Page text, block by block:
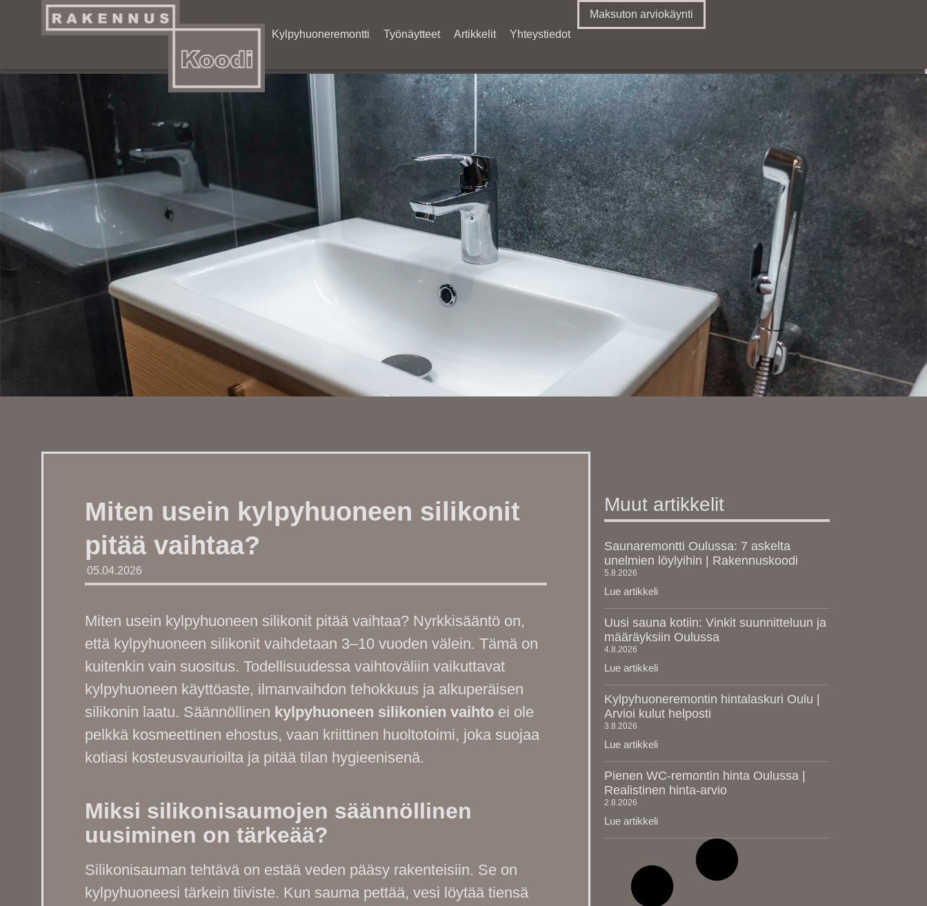
Kylpyhuoneremontti Työnäytteet Artikkelit Yhteystiedot
Maksuton arviokäynti
Artikkelit
Miten usein kylpyhuoneen silikonit
pitää vaihtaa?
05.04.2026
Miten usein kylpyhuoneen silikonit pitää vaihtaa? Nyrkkisääntö on,
että kylpyhuoneen silikonit vaihdetaan 3–10 vuoden välein. Tämä on
kuitenkin vain suositus. Todellisuudessa vaihtoväliin vaikuttavat
kylpyhuoneen käyttöaste, ilmanvaihdon tehokkuus ja alkuperäisen
silikonin laatu. Säännöllinen kylpyhuoneen silikonien vaihto ei ole
pelkkä kosmeettinen ehostus, vaan kriittinen huoltotoimi, joka suojaa
kotiasi kosteusvaurioilta ja pitää tilan hygieenisenä.
Miksi silikonisaumojen säännöllinen
uusiminen on tärkeää?
Silikonisauman tehtävä on estää veden pääsy rakenteisiin. Se on
kylpyhuoneesi tärkein tiiviste. Kun sauma pettää, vesi löytää tiensä
Muut artikkelit
Saunaremontti Oulussa: 7 askelta
unelmien löylyihin | Rakennuskoodi
5.8.2026
Lue artikkeli
Uusi sauna kotiin: Vinkit suunnitteluun ja
määräyksiin Oulussa
4.8.2026
Lue artikkeli
Kylpyhuoneremontin hintalaskuri Oulu |
Arvioi kulut helposti
3.8.2026
Lue artikkeli
Pienen WC-remontin hinta Oulussa |
Realistinen hinta-arvio
2.8.2026
Lue artikkeli